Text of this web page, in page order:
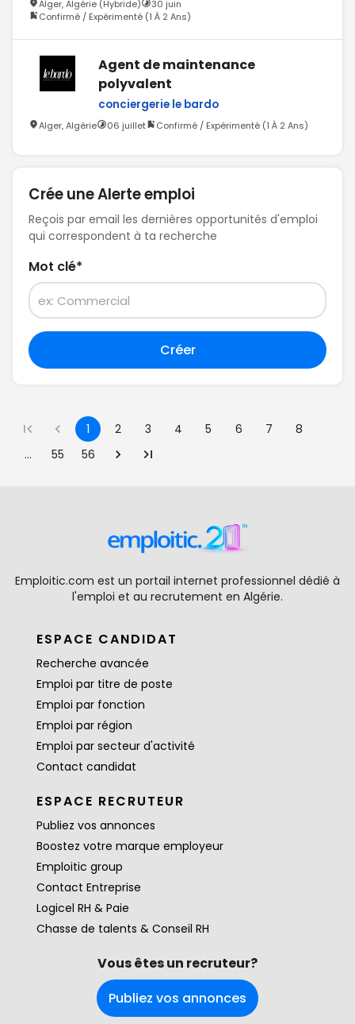
Alger, Algérie (Hybride)
30 juin
Confirmé / Expérimenté (1 À 2 Ans)
Agent de maintenance
polyvalent
conciergerie le bardo
Alger, Algérie 06 juillet Confirmé / Expérimenté (1 À 2 Ans)
Crée une Alerte emploi
Reçois par email les dernières opportunités d'emploi
qui correspondent à ta recherche
Mot clé*
Créer
1 2 3 4 5 6 7
8
…
55 56
Emploitic.com est un portail internet professionnel dédié à
l'emploi et au recrutement en Algérie.
ESPACE CANDIDAT
Recherche avancée
Emploi par titre de poste
Emploi par fonction
Emploi par région
Emploi par secteur d'activité
Contact candidat
ESPACE RECRUTEUR
Publiez vos annonces
Boostez votre marque employeur
Emploitic group
Contact Entreprise
Logicel RH & Paie
Chasse de talents & Conseil RH
Vous êtes un recruteur?
Publiez vos annonces